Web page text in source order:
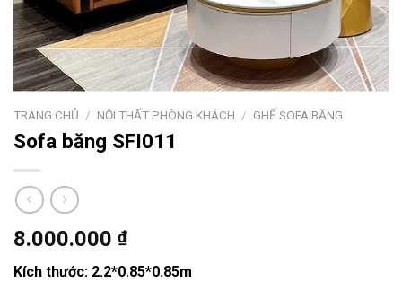
TRANG CHỦ / NỘI THẤT PHÒNG KHÁCH / GHẾ SOFA BĂNG
Sofa băng SFI011
8.000.000 ₫
Kích thước: 2.2*0.85*0.85m